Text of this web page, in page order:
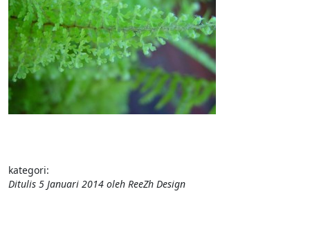
kategori:
Ditulis 5 Januari 2014 oleh ReeZh Design